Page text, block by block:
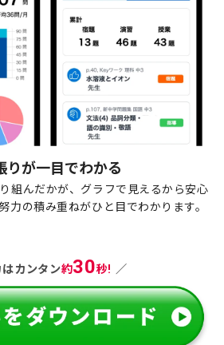
りが一目でわかる
組んだかが、グラフで見えるから安心
力の積み重ねがひと目でわかります。
カンタン約30秒! ／